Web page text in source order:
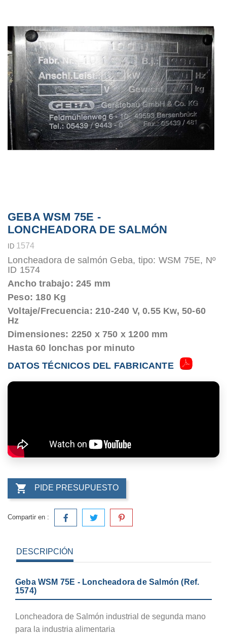
GEBA WSM 75E -
LONCHEADORA DE SALMÓN
ID 1574
Loncheadora de salmón Geba, tipo: WSM 75E, Nº
ID 1574
Ancho trabajo: 245 mm
Peso: 180 Kg
Voltaje/Frecuencia: 210-240 V, 0.55 Kw, 50-60
Hz
Dimensiones: 2250 x 750 x 1200 mm
Hasta 60 lonchas por minuto
DATOS TÉCNICOS DEL FABRICANTE
 PIDE PRESUPUESTO
Compartir en :
DESCRIPCIÓN
Geba WSM 75E - Loncheadora de Salmón (Ref.
1574)
Loncheadora de Salmón industrial de segunda mano
para la industria alimentaria